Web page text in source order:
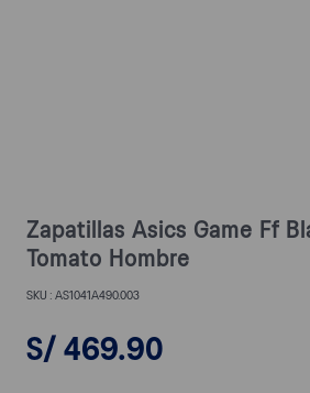
Zapatillas Asics Game Ff
Tomato Hombre
AS1041A490.003
S/ 469.90